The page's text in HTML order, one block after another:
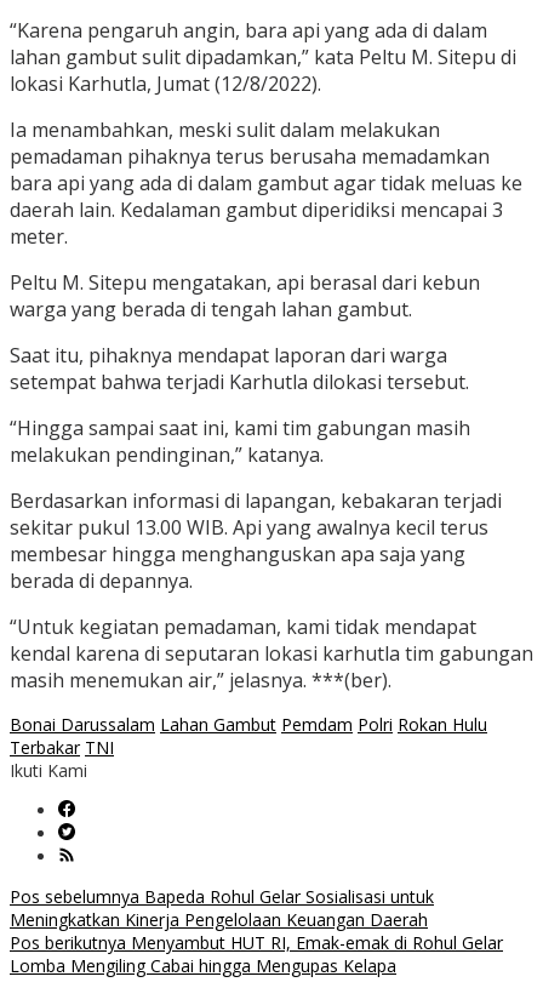
“Karena pengaruh angin, bara api yang ada di dalam
lahan gambut sulit dipadamkan,” kata Peltu M. Sitepu di
lokasi Karhutla, Jumat (12/8/2022).
Ia menambahkan, meski sulit dalam melakukan
pemadaman pihaknya terus berusaha memadamkan
bara api yang ada di dalam gambut agar tidak meluas ke
daerah lain. Kedalaman gambut diperidiksi mencapai 3
meter.
Peltu M. Sitepu mengatakan, api berasal dari kebun
warga yang berada di tengah lahan gambut.
Saat itu, pihaknya mendapat laporan dari warga
setempat bahwa terjadi Karhutla dilokasi tersebut.
“Hingga sampai saat ini, kami tim gabungan masih
melakukan pendinginan,” katanya.
Berdasarkan informasi di lapangan, kebakaran terjadi
sekitar pukul 13.00 WIB. Api yang awalnya kecil terus
membesar hingga menghanguskan apa saja yang
berada di depannya.
“Untuk kegiatan pemadaman, kami tidak mendapat
kendal karena di seputaran lokasi karhutla tim gabungan
masih menemukan air,” jelasnya. ***(ber).
Bonai Darussalam Lahan Gambut Pemdam Polri Rokan Hulu
Terbakar TNI
Ikuti Kami
Navigasi
pos
Pos sebelumnya Bapeda Rohul Gelar Sosialisasi untuk
Meningkatkan Kinerja Pengelolaan Keuangan Daerah
Pos berikutnya Menyambut HUT RI, Emak-emak di Rohul Gelar
Lomba Mengiling Cabai hingga Mengupas Kelapa